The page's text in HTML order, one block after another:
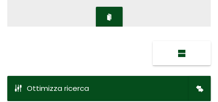
Ottimizza ricerca